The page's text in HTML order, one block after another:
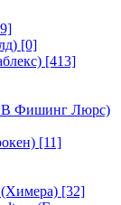
[0]
[413]
Фишинг Люрс)
[11]
[32]